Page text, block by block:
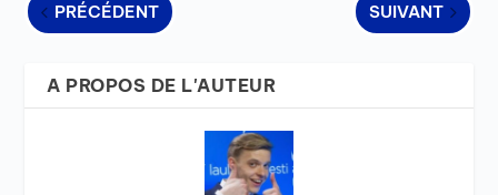
PRÉCÉDENT SUIVANT
A PROPOS DE L'AUTEUR